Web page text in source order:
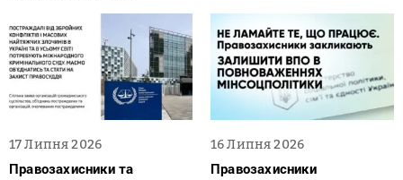
17 Липня 2026
Правозахисники та
16 Липня 2026
Правозахисники